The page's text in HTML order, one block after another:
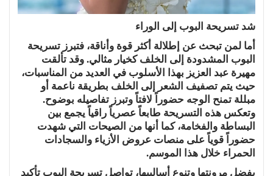
شد تسريحة البوب إلى الوراء
أما لمن تبحث عن إطلالة أكثر قوة وأناقة، فتبرز تسريحة
البوب المشدودة إلى الخلف كخيار مثالي. وقد تألقت
مهيرة عبد العزيز بهذا الأسلوب في العديد من المناسبات،
حيث يتم تصفيف الشعر إلى الخلف بطريقة ناعمة أو
مبللة تمنح الوجه حضوراً لافتاً وتبرز تفاصيله بوضوح.
وتعكس هذه التسريحة طابعاً عصرياً راقياً يجمع بين
البساطة والفخامة، كما أنها من الصيحات التي شهدت
حضوراً قوياً على منصات عروض الأزياء والسجادات
الحمراء خلال هذا الموسم.
بفضل مرونتها وتنوع أساليبها، تواصل تسريحة البوب تأكيد